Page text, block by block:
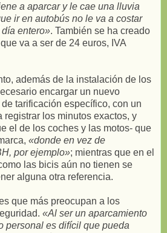
a aparcar y le cae una lluvia
ir en autobús no le va a costar
entero». También se ha creado
va a ser de 24 euros, IVA
además de la instalación de los
encargar un nuevo
tarificación específico, con un
registrar los minutos exactos, y
el de los coches y las motos- que
«donde en vez de
por ejemplo»; mientras que en el
las bicis aún no tienen se
alguna otra referencia.
que más preocupan a los
«Al ser un aparcamiento
personal es difícil que pueda